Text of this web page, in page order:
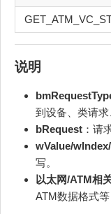
说明
到设备、类请求
bRequest ：请
wValue/
写。
以太网/ATM相
ATM数据格式